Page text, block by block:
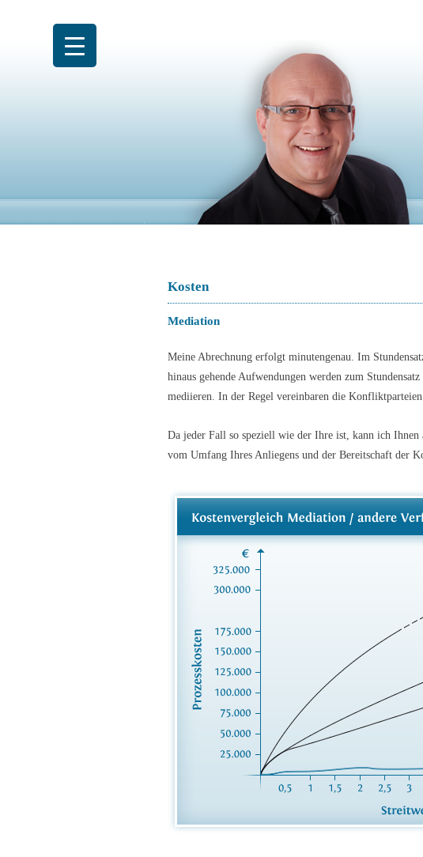
Kosten
Mediation
Meine Abrechnung erfolgt minutengenau. Im
hinaus gehende Aufwendungen werden zum
mediieren. In der Regel vereinbaren die
Da jeder Fall so speziell wie der Ihre ist, kann ich
vom Umfang Ihres Anliegens und der Bereitschaft der